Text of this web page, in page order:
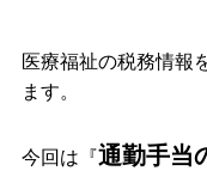
医療福祉の税務情報
ます。
今回は 『通勤手当